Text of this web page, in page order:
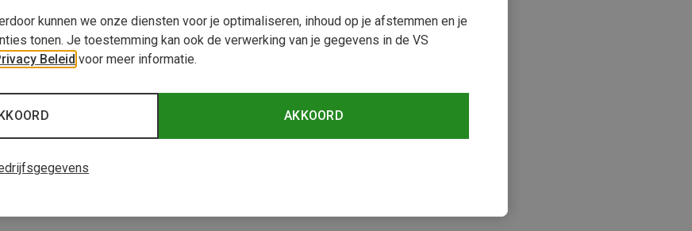
kunnen we onze diensten voor je optimaliseren, inhoud op je afstemmen en je
tonen. Je toestemming kan ook de verwerking van je gegevens in de VS
Beleid voor meer informatie.
AKKOORD